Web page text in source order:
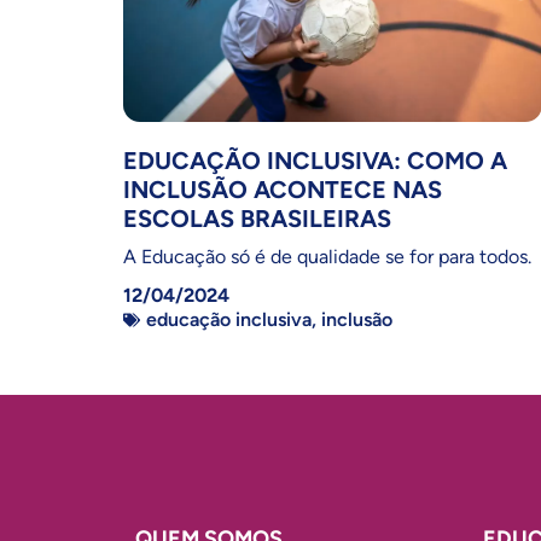
EDUCAÇÃO INCLUSIVA: COMO A
INCLUSÃO ACONTECE NAS
ESCOLAS BRASILEIRAS
A Educação só é de qualidade se for para todos.
12/04/2024
educação inclusiva, inclusão